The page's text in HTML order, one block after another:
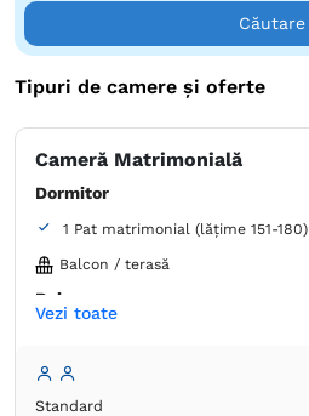
Căutare
Tipuri de camere și oferte
Cameră Matrimonială
Dormitor
1 Pat matrimonial (lățime 151-180)
Balcon / terasă
Baie
Dulap
Vezi toate
Standard